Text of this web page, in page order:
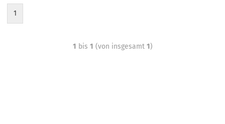
1
1 bis 1 (von insgesamt 1)